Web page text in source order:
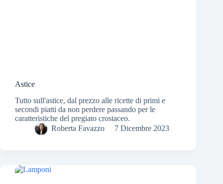
Astice
Tutto sull'astice, dal prezzo alle ricette di primi e
secondi piatti da non perdere passando per le
caratteristiche del pregiato crostaceo.
Roberta Favazzo
7 Dicembre 2023